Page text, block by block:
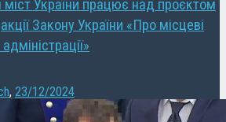
міст України працює над проєктом
Закону України «Про місцеві
, 23/12/2024